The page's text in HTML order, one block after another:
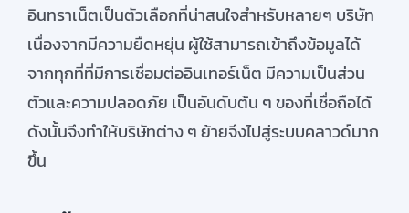
อินทราเน็ตเป็นตัวเลือกที่น่าสนใจสำหรับหลายๆ บริษัท
เนื่องจากมีความยืดหยุ่น ผู้ใช้สามารถเข้าถึงข้อมูลได้
จากทุกที่ที่มีการเชื่อมต่ออินเทอร์เน็ต มีความเป็นส่วน
ตัวและความปลอดภัย เป็นอันดับต้น ๆของที่เชื่อถือได้
ดังนั้นจึงทำให้บริษัทต่างๆย้ายจึงไปสู่ระบบคลาวด์มาก
ขึ้น